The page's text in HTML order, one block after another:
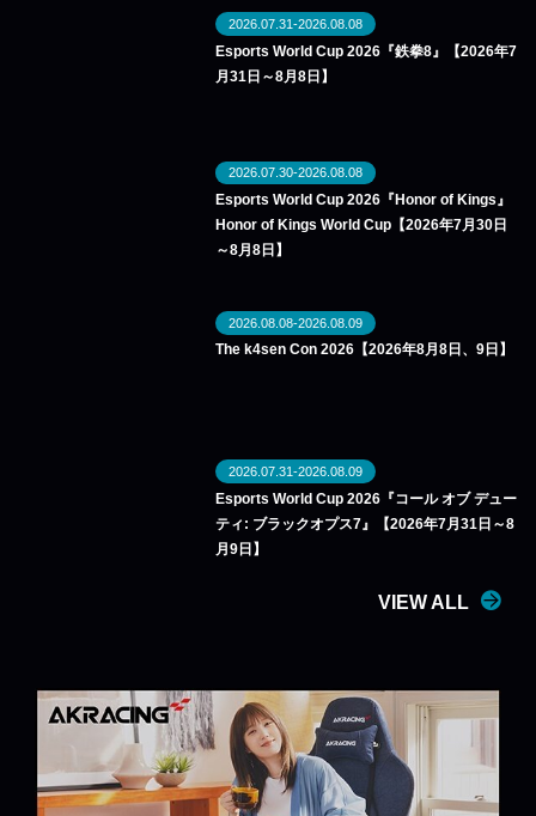
2026.07.31-2026.08.08
Esports World Cup 2026『鉄拳8』【2026年7
月31日～8月8日】
2026.07.30-2026.08.08
Esports World Cup 2026『Honor of Kings』
Honor of Kings World Cup【2026年7月30日
～8月8日】
2026.08.08-2026.08.09
The k4sen Con 2026【2026年8月8日、9日】
2026.07.31-2026.08.09
Esports World Cup 2026『コール オブ デュー
ティ: ブラックオプス7』【2026年7月31日～8
月9日】
VIEW ALL